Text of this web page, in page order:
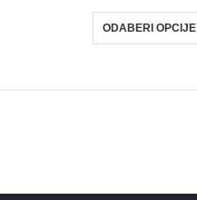
ODABERI OPCIJE